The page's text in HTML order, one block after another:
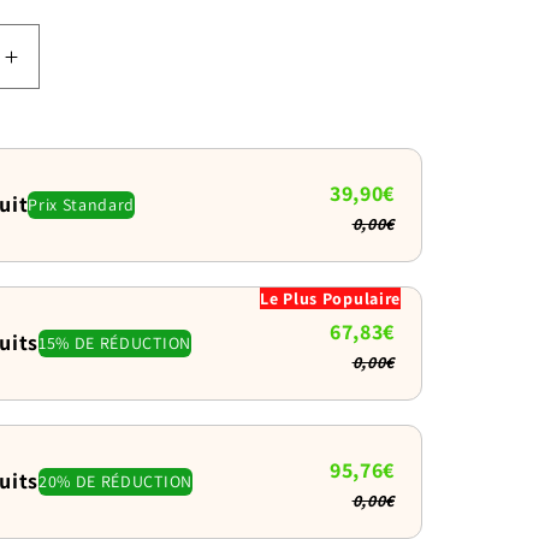
Augmenter
la
de
Peluche
à
pour
:
Le
doux
Prix Standard 39,90€
0,00€
15% DE RÉDUCTION
Le Plus Populaire
67,83€
0,00€
20% DE RÉDUCTION 95,76€
0,00€